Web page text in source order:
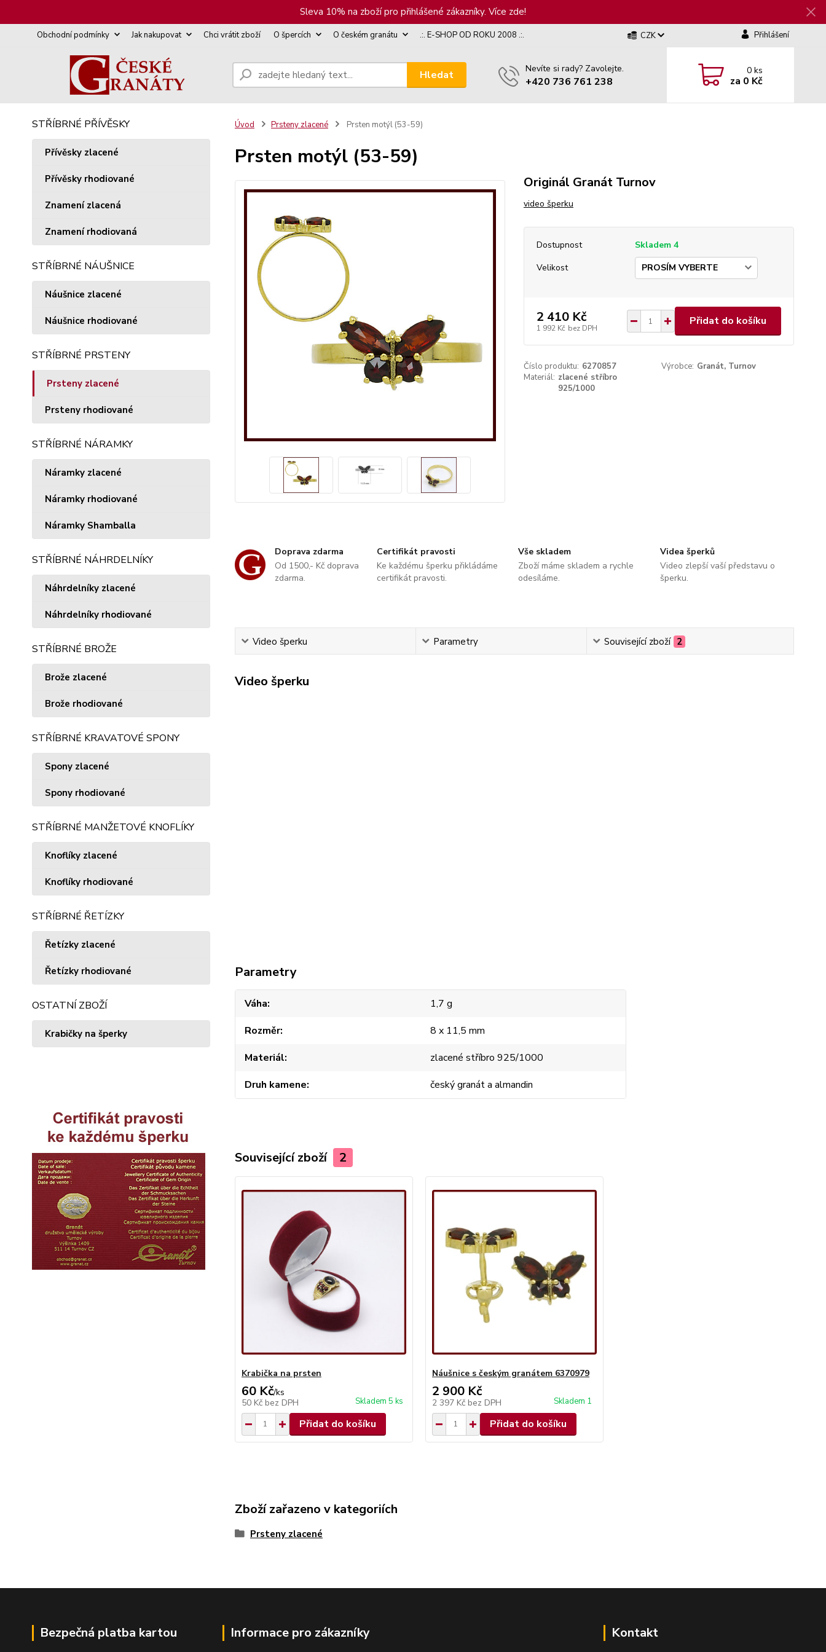
Sleva 10% na zboží pro přihlášené zákazníky. Více zde!
Obchodní podmínky Jak nakupovat Chci vrátit zboží O špercích O českém granátu .:. E-SHOP OD ROKU 2008 .:. CZK Přihlášení
Hledat Nevíte si rady? Zavolejte.
+420 736 761 238
0ks
za 0 Kč
STŘÍBRNÉ PŘÍVĚSKY
Přívěsky zlacené
Přívěsky rhodiované
Znamení zlacená
Znamení rhodiovaná
STŘÍBRNÉ NÁUŠNICE
Náušnice zlacené
Náušnice rhodiované
STŘÍBRNÉ PRSTENY
Prsteny zlacené
Prsteny rhodiované
STŘÍBRNÉ NÁRAMKY
Náramky zlacené
Náramky rhodiované
Náramky Shamballa
STŘÍBRNÉ NÁHRDELNÍKY
Náhrdelníky zlacené
Náhrdelníky rhodiované
STŘÍBRNÉ BROŽE
Brože zlacené
Brože rhodiované
STŘÍBRNÉ KRAVATOVÉ SPONY
Spony zlacené
Spony rhodiované
STŘÍBRNÉ MANŽETOVÉ KNOFLÍKY
Knoflíky zlacené
Knoflíky rhodiované
STŘÍBRNÉ ŘETÍZKY
Řetízky zlacené
Řetízky rhodiované
OSTATNÍ ZBOŽÍ
Krabičky na šperky
Úvod Prsteny zlacené Prsten motýl (53-59)
Prsten motýl (53-59)
Originál Granát Turnov
video šperku
Dostupnost
Skladem 4
Velikost
2 410 Kč
1 992 Kč bez DPH
Přidat do košíku
Číslo produktu: 6270857 Výrobce: Granát, Turnov
Materiál: zlacené stříbro
925/1000
Doprava zdarma
Od 1500,- Kč doprava
zdarma.
Certifikát pravosti
Ke každému šperku přikládáme
certifikát pravosti.
Vše skladem
Zboží máme skladem a rychle
odesíláme.
Videa šperků
Video zlepší vaší představu o
šperku.
Video šperku Parametry Související zboží 2
Video šperku
Parametry
Váha
1,7 g
Rozměr
8 x 11,5 mm
Materiál
zlacené stříbro 925/1000
Druh kamene
český granát a almandin
Související zboží 2
Krabička na prsten
60 Kč/ks
50 Kč bez DPH Skladem 5 ks
Přidat do košíku
Náušnice s českým granátem 6370979
2 900 Kč
2 397 Kč bez DPH Skladem 1
Přidat do košíku
Zboží zařazeno v kategoriích
Prsteny zlacené
Bezpečná platba kartou Informace pro zákazníky Kontakt